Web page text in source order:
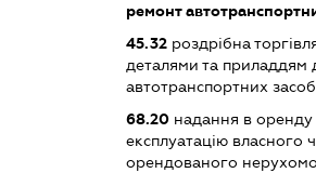
ремонт
45.32 роздрібна
деталями та приладдям
автотранспортних
68.20 надання в оренду
експлуатацію власного
орендованого